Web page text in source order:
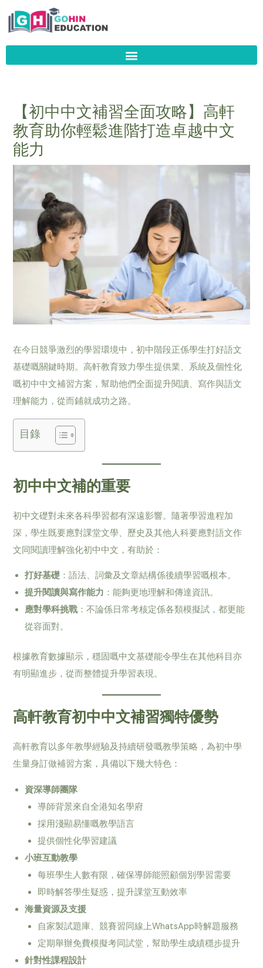
Skip
【初中中文補習全面攻略】高軒
教育助你輕鬆進階打造卓越中文
能力
在今日競爭激烈的學習環境中，初中階段正係學生打好語文
基礎嘅關鍵時期。高軒教育致力學生提供業、系統及個性化
嘅初中中文補習方案，幫助他們全面提升閱讀、寫作與語文
理解能力，從而鋪就成功之路。
目錄
初中中文補的重要
初中文礎對未來各科學習都有深遠影響。隨著學習進程加
深，學生既要應對課堂文學、歷史及其他人科要應對語文作
文同閱讀理解強化初中中文，有助於：
打好基礎 ：語法、詞彙及文章結構係後續學習嘅根本。
提升閱讀與寫作能力 ：能夠更地理解和傳達資訊。
應對學科挑戰 ：不論係日常考核定係各類模擬試，都更能
從容面對。
根據教育數據顯示，穩固嘅中文基礎能令學生在其他科目亦
有明顯進步，從而整體提升學習表現。
高軒教育初中中文補習獨特優勢
高軒教育以多年教學經驗及持續研發嘅教學策略，為初中學
生量身訂做補習方案，具備以下幾大特色：
資深導師團隊
導師背景來自全港知名學府
採用淺顯易懂嘅教學語言
提供個性化學習建議
小班互動教學
每班學生人數有限，確保導師能照顧個別學習需要
即時解答學生疑惑，提升課堂互動效率
海量資源及支援
自家製試題庫、競賽習同線上WhatsApp時解題服務
定期舉辦免費模擬考同試堂，幫助學生成績穩步提升
針對性課程設計